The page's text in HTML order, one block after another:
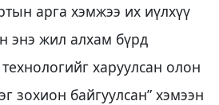
арга хэмжээ их иүлхүү
энэ жил алхам бүрд
харуулсан олон
зохион байгуулсан” хэмээн